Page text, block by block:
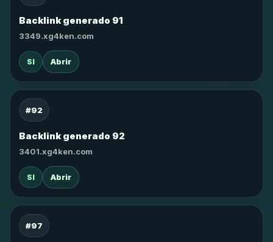
Backlink generado 91
3349.xg4ken.com
SI Abrir
#92
Backlink generado 92
3401.xg4ken.com
SI Abrir
#97